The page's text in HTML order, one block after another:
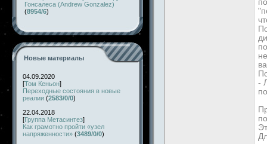
Гонсалеса (Andrew Gonzalez)
(8954/6)
Новые материалы
04.09.2020
[Том Кеньон]
Переходные состояния в новые
реалии (2583/0/0)
22.04.2018
[Группа Метасинтез]
Как грамотно пройти «узел
напряженности» (3489/0/0)
-